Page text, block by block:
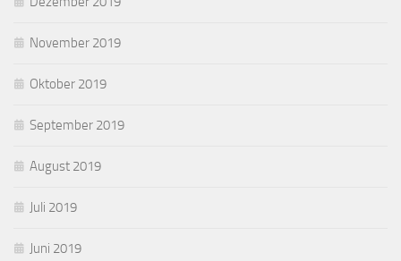
November 2019
Oktober 2019
September 2019
August 2019
Juli 2019
Juni 2019